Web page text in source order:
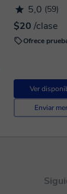
5,0 (59)
$20 /clase
Ofrece
Ver
Enviar